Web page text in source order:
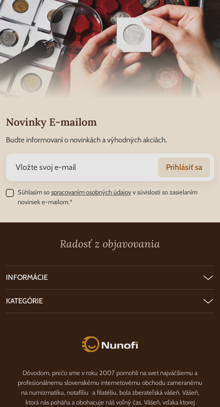
Novinky E-mailom
Budte informovaní o novinkách a výhodných akciách.
Prihlásiť sa
Súhlasím sospracovaním osobných údajovv súvislosti so zasielaním
noviniek e-mailom.*
Radosť z objavovania
Nunofi.sk
Dôvodom, prečo sme v roku 2007 pomohli na svet najväčšiemu a
profesionálnemu slovenskému internetovému obchodu zameranému
na numizmatiku, notafíliu a filatéliu, bola zberateľská vášeň. Vášeň,
ktorá nás poháňa a obohacuje náš voľný čas. Vášeň, vďaka ktorej
INFORMÁCIE
KATEGÓRIE